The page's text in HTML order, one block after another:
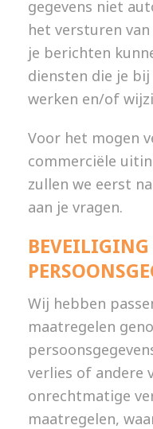
gegevens niet
het versturen
je berichten
diensten die je
werken en/of
Voor het mogen
commerciële
zullen we eerst
aan je vragen.
BEVEILIGING
Wij hebben
maatregelen
verlies of andere
onrechtmatige
maatregelen,